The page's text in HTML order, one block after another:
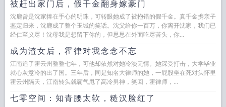
被赶出家门后，假千金翻身嫁豪门
沈鹿曾是沈家捧在手心的明珠，可转眼她成了被抱错的假千金。真千金携亲子
鉴定归来，沈鹿成了整个玉城的笑话。沈父给你一百万，你离开沈家，我们已
经仁至义尽！沈母我是想留下你的，但思思在外面吃尽苦头，你...
成为渣女后，霍律对我念念不忘
江南追了霍云州整整七年，可他却依然对她冷淡无情。她深受打击，大学毕业
就心灰意冷的出了国。三年后，同是知名大律师的她，一屁股坐在死对头怀里
霍云州隔天，江南转头就霸气甩了高冷男神，笑回，霍律师，...
七零空间：知青腰太软，糙汉脸红了